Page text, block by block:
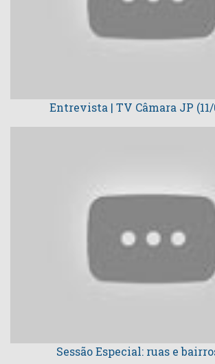
Entrevista | TV Câmara JP
Sessão Especial: ruas e